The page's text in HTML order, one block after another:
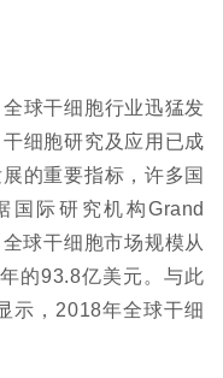
球干细胞行业迅猛发
细胞研究及应用已成
的重要指标，许多国
国际研究机构Grand
球干细胞市场规模从
的93.8亿美元。与此
示，2018年全球干细